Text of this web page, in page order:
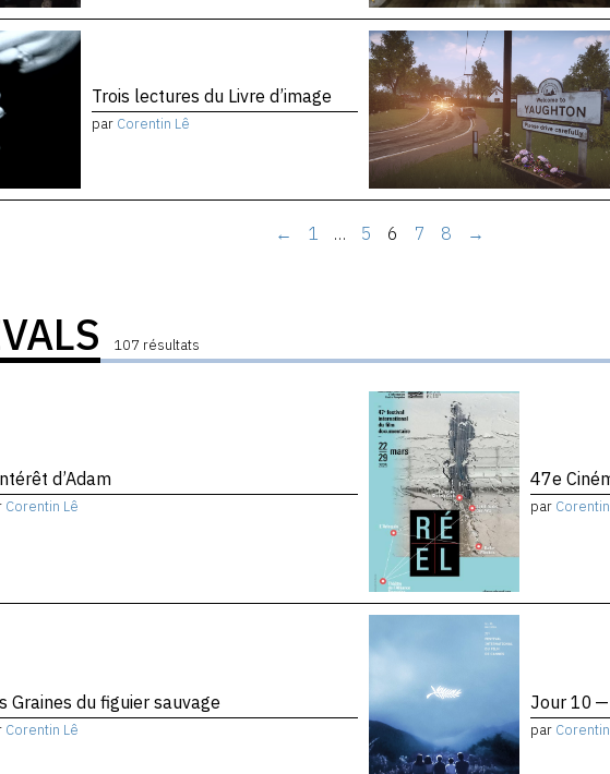
Trois lectures du Livre d’image
par Corentin Lê
← 1 … 5 6 7 8 →
107 résultats
d’Adam
Corentin Lê
47e
par
Graines du figuier sauvage
Corentin Lê
Jour 10 —
par